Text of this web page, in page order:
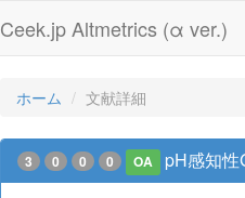
Ceek.jp Altmetrics (α ver.)
ホーム 文献詳細
3 0 0 0 OA pH感知